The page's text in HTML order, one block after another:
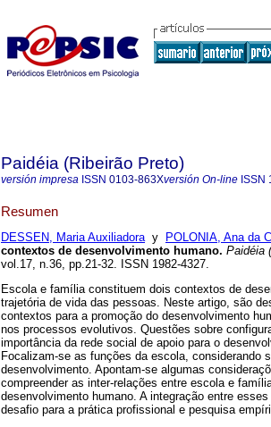
Paidéia (Ribeirão Preto)
versión impresa ISSN 0103-863Xversión On-line ISSN
Resumen
DESSEN, Maria Auxiliadoray POLONIA, Ana da
contextos de desenvolvimento humano. Paidéia
vol.17, n.36, pp.21-32. ISSN 1982-4327.
Escola e família constituem dois contextos de
trajetória de vida das pessoas. Neste artigo, são
contextos para a promoção do desenvolvimento
nos processos evolutivos. Questões sobre
importância da rede social de apoio para o
Focalizam-se as funções da escola, considerando
desenvolvimento. Apontam-se algumas
compreender as inter-relações entre escola e
desenvolvimento humano. A integração entre
desafio para a prática profissional e pesquisa